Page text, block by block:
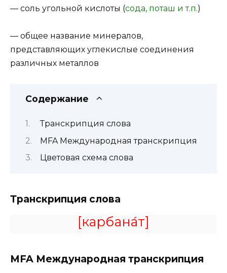
— соль угольной кислоты (сода, поташ и т.п.)
— общее название минералов,
представляющих углекислые соединения
различных металлов
Содержание
Транскрипция слова
MFA Международная транскрипция
Цветовая схема слова
Транскрипция слова
[карбана́т]
MFA Международная транскрипция